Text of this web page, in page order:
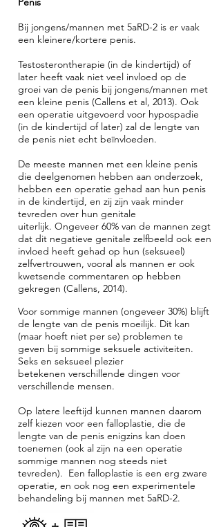
hierbij een rol. Mensen die in de
kindertijd een goeie vriend(in)
hebben en ouders waarmee ze
kunnen praten, rapporteren een
betere levenskwaliteit (Schweizer
et al. 2017).
de arts/ouders als probleem zien.
De jongere kan zelf aangeven in
welke mate hij/zij zich goed voelt
Bij jongens/mannen met 5aRD-2 is er vaak
een kleinere/kortere penis.
Testosterontherapie (in de kindertijd) of
later heeft vaak niet veel invloed op de
groei van de penis bij jongens/mannen met
een kleine penis (Callens et al, 2013). Ook
een operatie uitgevoerd voor hypospadie
(in de kindertijd of later) zal de lengte van
de penis niet echt beïnvloeden.
De meeste mannen met een kleine penis
die deelgenomen hebben aan onderzoek,
hebben een operatie gehad aan hun penis
in de kindertijd, en zij zijn vaak minder
tevreden over hun genitale
uiterlijk. Ongeveer 60% van de mannen zegt
dat dit negatieve genitale zelfbeeld ook een
invloed heeft gehad op hun (seksueel)
zelfvertrouwen, vooral als mannen er ook
kwetsende commentaren op hebben
gekregen (Callens, 2014).
Voor sommige mannen (ongeveer 30%) blijft
de lengte van de penis moeilijk. Dit kan
(maar hoeft niet per se) problemen te
geven bij sommige seksuele activiteiten.
Seks en seksueel plezier
betekenen verschillende dingen voor
verschillende mensen.
Op latere leeftijd kunnen mannen daarom
zelf kiezen voor een falloplastie, die de
lengte van de penis enigzins kan doen
toenemen (ook al zijn na een operatie
sommige mannen nog steeds niet
tevreden). Een falloplastie is een erg zware
operatie, en ook nog een experimentele
behandeling bij mannen met 5aRD-2.